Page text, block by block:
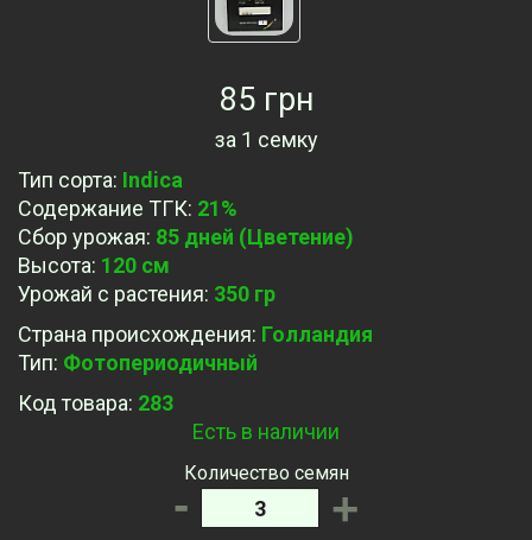
85 грн
за 1 семку
Тип сорта: Indica
Содержание ТГК: 21%
Сбор урожая: 85 дней (Цветение)
Высота: 120 см
Урожай с растения: 350 гр
Страна происхождения: Голландия
Тип: Фотопериодичный
Код товара: 283
Есть в наличии
Количество семян
- +